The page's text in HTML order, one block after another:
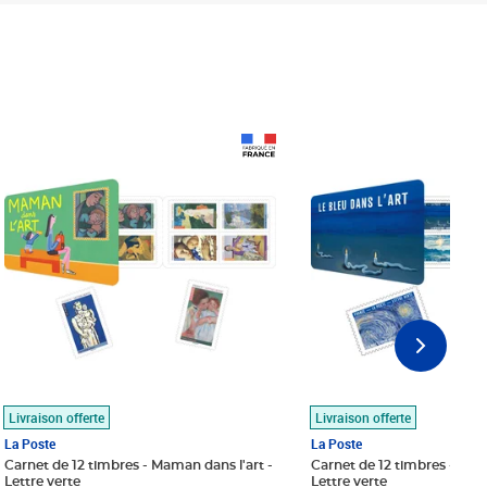
Livraison offerte
La Poste
Carnet de 12 timbres - Maman dans l'art -
Lettre verte
Livraison offerte
La Poste
Carnet de 12 timbres - Le
Lettre verte